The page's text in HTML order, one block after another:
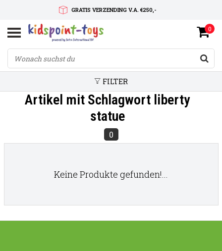
GRATIS VERZENDING V.A. €250,-
SNELLE LEVERTIJD
SERVICE OP MAAT
0
FILTER
Artikel mit Schlagwort liberty
statue
0
Keine Produkte gefunden!...